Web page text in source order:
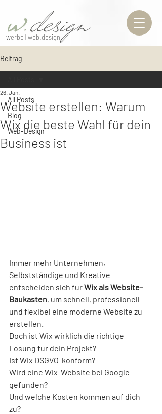
werbe | web.design
Beitrag
All Posts
Blog
Web-Design
Website erstellen: Warum
Wix die beste Wahl für dein
Business ist
26. Jan.
Immer mehr Unternehmen,
Selbstständige und Kreative
entscheiden sich für Wix als Website-
Baukasten, um schnell, professionell
und flexibel eine moderne Website zu
erstellen.
Doch ist Wix wirklich die richtige
Lösung für dein Projekt?
Ist Wix DSGVO-konform?
Wird eine Wix-Website bei Google
gefunden?
Und welche Kosten kommen auf dich
zu?